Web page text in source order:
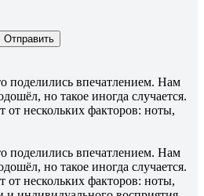
Отправить
поделились впечатлением. Нам
но такое иногда случается.
от нескольких факторов: ноты,
поделились впечатлением. Нам
но такое иногда случается.
от нескольких факторов: ноты,